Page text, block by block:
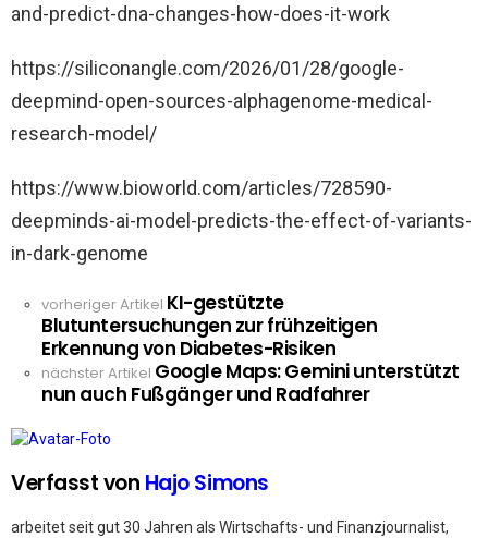
and-predict-dna-changes-how-does-it-work
https://siliconangle.com/2026/01/28/google-
deepmind-open-sources-alphagenome-medical-
research-model/
https://www.bioworld.com/articles/728590-
deepminds-ai-model-predicts-the-effect-of-variants-
in-dark-genome
See
more
vorheriger Artikel KI-gestützte
Blutuntersuchungen zur frühzeitigen
Erkennung von Diabetes-Risiken
nächster Artikel Google Maps: Gemini unterstützt
nun auch Fußgänger und Radfahrer
Verfasst von Hajo Simons
arbeitet seit gut 30 Jahren als Wirtschafts- und Finanzjournalist,